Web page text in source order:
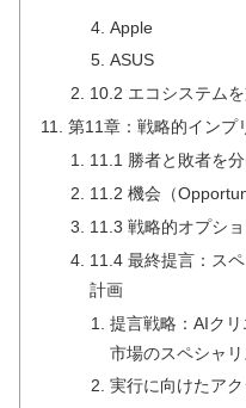
Apple
ASUS
10.2 エコシステム
第11章：戦略的インプ
11.1 勝者と敗者を
11.2 機会（
11.3 戦略的オプシ
11.4 最終提言：ス
計画
提言戦略：AIク
市場のスペシャ
実行に向けたア